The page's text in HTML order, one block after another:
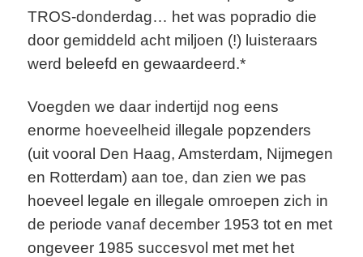
TROS-donderdag… het was popradio die
door gemiddeld acht miljoen (!) luisteraars
werd beleefd en gewaardeerd.*
Voegden we daar indertijd nog eens
enorme hoeveelheid illegale popzenders
(uit vooral Den Haag, Amsterdam, Nijmegen
en Rotterdam) aan toe, dan zien we pas
hoeveel legale en illegale omroepen zich in
de periode vanaf december 1953 tot en met
ongeveer 1985 succesvol met met het